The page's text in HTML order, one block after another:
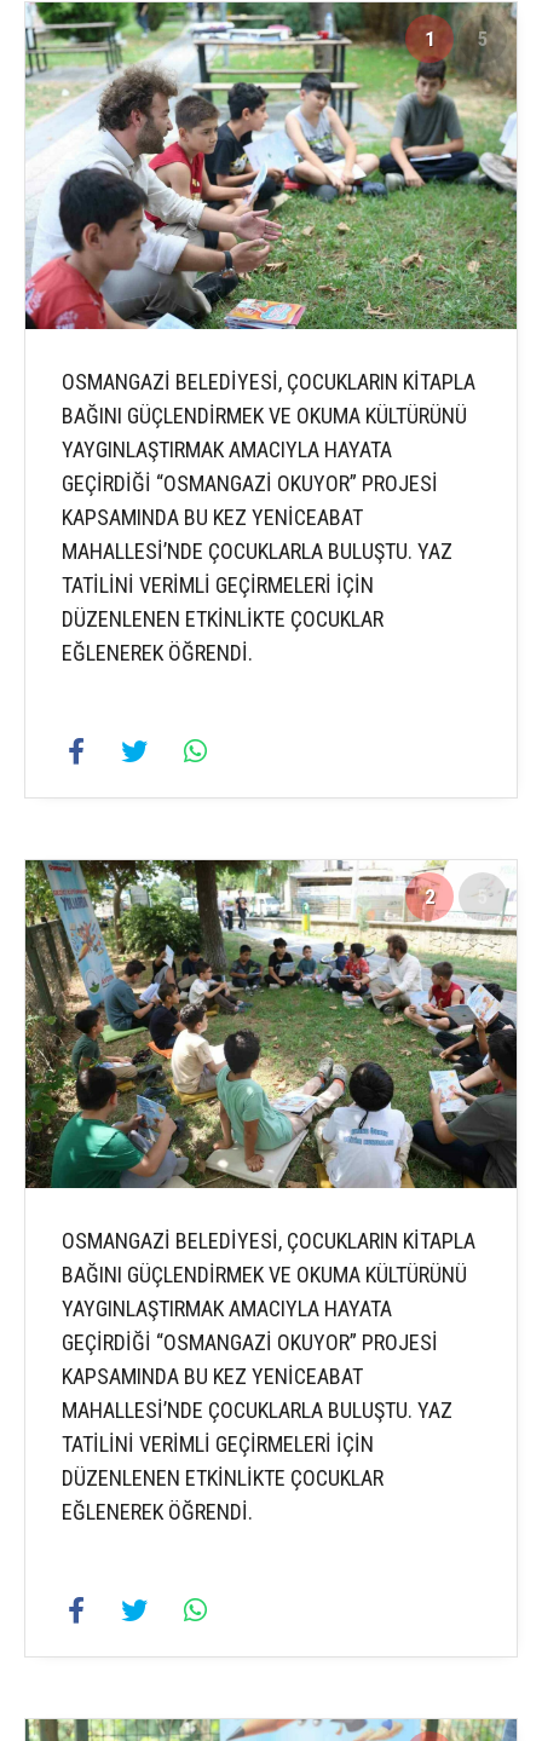
1 5
OSMANGAZİ BELEDİYESİ, ÇOCUKLARIN KİTAPLA
BAĞINI GÜÇLENDİRMEK VE OKUMA KÜLTÜRÜNÜ
YAYGINLAŞTIRMAK AMACIYLA HAYATA
GEÇİRDİĞİ “OSMANGAZİ OKUYOR” PROJESİ
KAPSAMINDA BU KEZ YENİCEABAT
MAHALLESİ’NDE ÇOCUKLARLA BULUŞTU. YAZ
TATİLİNİ VERİMLİ GEÇİRMELERİ İÇİN
DÜZENLENEN ETKİNLİKTE ÇOCUKLAR
EĞLENEREK ÖĞRENDİ.
2 5
OSMANGAZİ BELEDİYESİ, ÇOCUKLARIN KİTAPLA
BAĞINI GÜÇLENDİRMEK VE OKUMA KÜLTÜRÜNÜ
YAYGINLAŞTIRMAK AMACIYLA HAYATA
GEÇİRDİĞİ “OSMANGAZİ OKUYOR” PROJESİ
KAPSAMINDA BU KEZ YENİCEABAT
MAHALLESİ’NDE ÇOCUKLARLA BULUŞTU. YAZ
TATİLİNİ VERİMLİ GEÇİRMELERİ İÇİN
DÜZENLENEN ETKİNLİKTE ÇOCUKLAR
EĞLENEREK ÖĞRENDİ.